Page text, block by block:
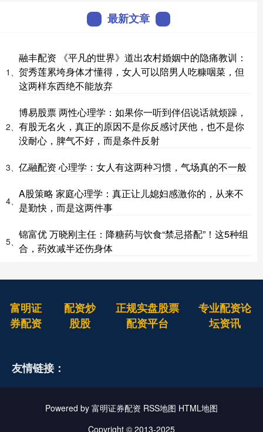
最新文章
1、
融丰配资 《平凡的世界》道出农村婚姻中的隐痛教训：
贺秀莲累垮身体才懂得，女人可以陪男人吃糠咽菜，但
这两样东西绝不能放弃
2、
博易股票 两性心理学：如果你一听到伴侣说话就烦躁，
有股无名火，真正的原因不是你反感讨厌他，也不是你
没耐心，脾气不好，而是条件反射
3、 亿融配资 心理学：女人有这两种习惯，气场真的不一般
4、
A股策略 家庭心理学：真正让儿媳妇感激你的，从来不
是勤快，而是这两件事
5、
锦富优 万晓刚主任：降糖药与饮食“禁忌搭配”！这5种组
合，药效减半还伤身体
富明证
券配资
配资炒
股股
正规实盘股票
配资平台
专业配资论
坛资讯
友情链接：
Powered by 富明证券配资 RSS地图 HTML地图
Copyright © 2013-2025